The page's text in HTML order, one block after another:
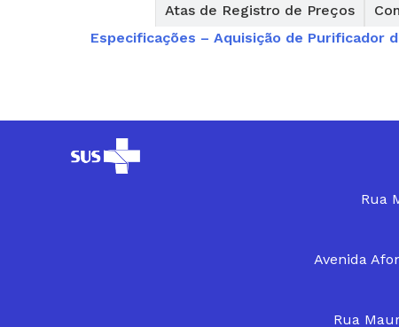
Atas de Registro de Preços
Especificações – Aquisição de Purificador
Rua
Avenida
Rua